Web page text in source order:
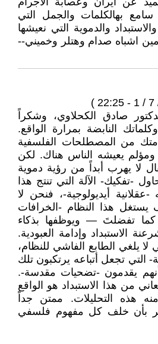
بهالكلمات والجمل التي
والدموية التي نعيشها
اشباه صدام وهتلر وخميني--
صادق الكحلاوي، وشكراً
النابضة بمرارة الواقع.
من المصطلحات الفلسفية
ومؤلم يعيشه الناس هناك. لكن
لا يهرب أبداً من رؤية دموية
-تفكيك- الآلة التي تنتج هذا
أيديولوجية-، فنحن لا
هذا النظام -الخرافات
تفضلتَ — ويوظفها بذكاء
الاستبداد وإدامة العبودية.
لا يلغي الطابع الفاشي للنظام،
التي تجعل أتباعه يرتكبون تلك
أنهم يقدمون -تضحيات مقدسة-.
من هذا الاستبداد هو الواقع
هذه التحليلات. ممتن جداً
بأن خلف كل مفهوم فلسفي